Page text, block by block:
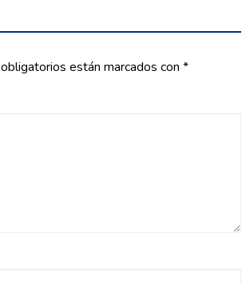
están marcados con *